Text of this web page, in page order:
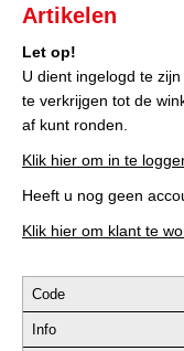
Artikelen
Let op!
U dient ingelogd te
te verkrijgen tot de
af kunt ronden.
Klik hier om in te
Heeft u nog geen
Klik hier om klant te
Code
Info